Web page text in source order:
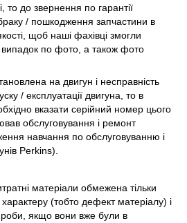
то до звернення по гарантії
/ пошкодження запчастини в
щоб наші фахівці змогли
випадок по фото, а також фото
на двигун і несправність
/ експлуатації двигуна, то в
вказати серійний номер цього
обслуговування і ремонт
навчання по обслуговуванню і
Perkins).
матеріали обмежена тільки
(тобто дефект матеріалу) і
якщо вони вже були в